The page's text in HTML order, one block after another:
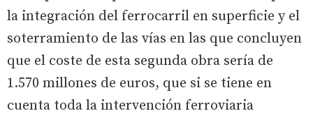
la integración del ferrocarril en superficie y el
soterramiento de las vías en las que concluyen
que el coste de esta segunda obra sería de
1.570 millones de euros, que si se tiene en
cuenta toda la intervención ferroviaria